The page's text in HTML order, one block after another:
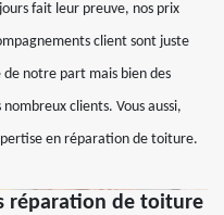
fait leur preuve, nos prix
client sont juste
de notre part mais bien des
clients. Vous aussi,
en réparation de toiture.
réparation de toiture